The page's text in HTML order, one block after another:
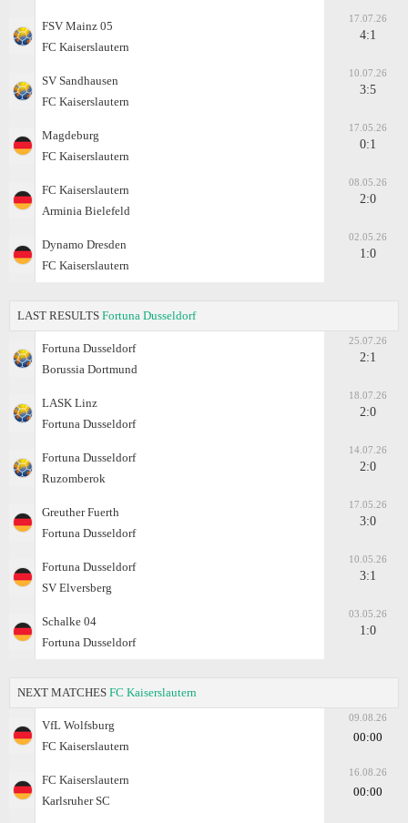
FSV Mainz 05
FC Kaiserslautern
17.07.26
4:1
SV Sandhausen
FC Kaiserslautern
10.07.26
3:5
Magdeburg
FC Kaiserslautern
17.05.26
0:1
FC Kaiserslautern
Arminia Bielefeld
08.05.26
2:0
Dynamo Dresden
FC Kaiserslautern
02.05.26
1:0
LAST RESULTS Fortuna Dusseldorf
Fortuna Dusseldorf
Borussia Dortmund
25.07.26
2:1
LASK Linz
Fortuna Dusseldorf
18.07.26
2:0
Fortuna Dusseldorf
Ruzomberok
14.07.26
2:0
Greuther Fuerth
Fortuna Dusseldorf
17.05.26
3:0
Fortuna Dusseldorf
SV Elversberg
10.05.26
3:1
Schalke 04
Fortuna Dusseldorf
03.05.26
1:0
NEXT MATCHES FC Kaiserslautern
VfL Wolfsburg
FC Kaiserslautern
09.08.26
00:00
FC Kaiserslautern
Karlsruher SC
16.08.26
00:00